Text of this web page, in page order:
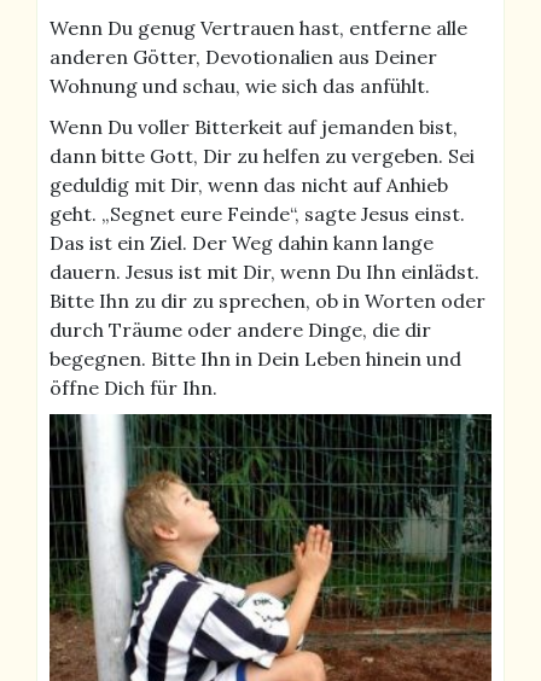
Wenn Du genug Vertrauen hast, entferne alle
anderen Götter, Devotionalien aus Deiner
Wohnung und schau, wie sich das anfühlt.
Wenn Du voller Bitterkeit auf jemanden bist,
dann bitte Gott, Dir zu helfen zu vergeben. Sei
geduldig mit Dir, wenn das nicht auf Anhieb
geht. „Segnet eure Feinde“, sagte Jesus einst.
Das ist ein Ziel. Der Weg dahin kann lange
dauern. Jesus ist mit Dir, wenn Du Ihn einlädst.
Bitte Ihn zu dir zu sprechen, ob in Worten oder
durch Träume oder andere Dinge, die dir
begegnen. Bitte Ihn in Dein Leben hinein und
öffne Dich für Ihn.